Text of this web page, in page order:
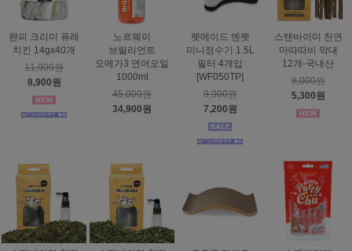
완피 크리미 퓨레
치킨 14gx40개
11,900원
8,900원
노르웨이
브릴리언트
오메가3 연어오일
1000ml
45,000원
34,900원
펫메이드 엔펫
미니정수기 1.5L
필터 4개입
[WF050TP]
9,900원
7,200원
스탠바이미 천연
마따따비 막대
12개-국내산
8,000원
5,300원